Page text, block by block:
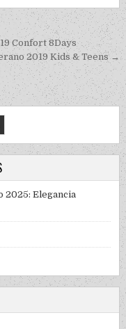
Confort 8Days
2019 Kids & Teens →
2025: Elegancia